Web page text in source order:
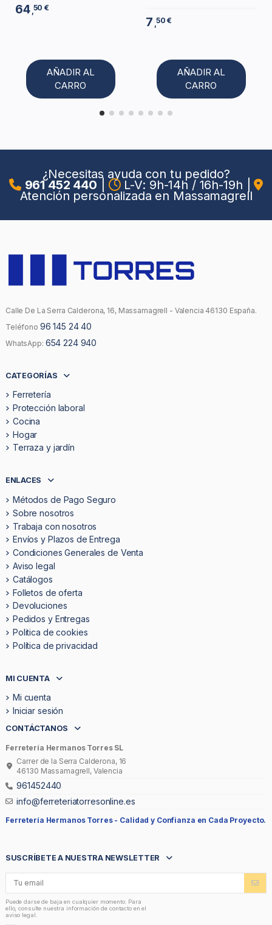
64 ,50 €
AÑADIR AL
CARRO
7 ,50 €
AÑADIR AL
CARRO
¿Necesitas ayuda con tu pedido?
961 452 440 L-V: 9h-14h / 16h-19h
Atención personalizada en Massamagrell
Calle De La Serra Calderona, 16, Massamagrell - Valencia 46130 España.
Teléfono 96 145 24 40
WhatsApp: 654 224 940
CATEGORÍAS
Ferretería
Protección laboral
Cocina
Hogar
Terraza y jardín
ENLACES
Métodos de Pago Seguro
Sobre nosotros
Trabaja con nosotros
Envíos y Plazos de Entrega
Condiciones Generales de Venta
Aviso legal
Catálogos
Folletos de oferta
Devoluciones
Pedidos y Entregas
Politica de cookies
Política de privacidad
MI CUENTA
Mi cuenta
Iniciar sesión
CONTÁCTANOS
Ferretería Hermanos Torres SL
Carrer de la Serra Calderona, 16
46130 Massamagrell, Valencia
961452440
info@ferreteriatorresonline.es
Ferretería Hermanos Torres - Calidad y Confianza en Cada Proyecto.
SUSCRÍBETE A NUESTRA NEWSLETTER
Puede darse de baja en cualquier momento. Para
ello, consulte nuestra información de contacto en el
aviso legal.